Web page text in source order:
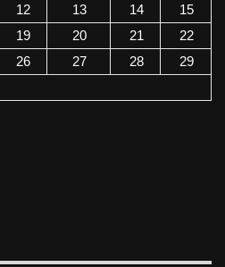
12 13 14
15
19 20 21
22
26 27 28
29